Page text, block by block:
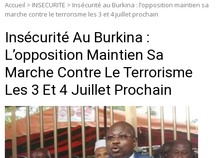
Accueil > INSECURITE > Insécurité au Burkina : l’opposition maintien sa
marche contre le terrorisme les 3 et 4 juillet prochain
Insécurité Au Burkina :
L’opposition Maintien Sa
Marche Contre Le Terrorisme
Les 3 Et 4 Juillet Prochain